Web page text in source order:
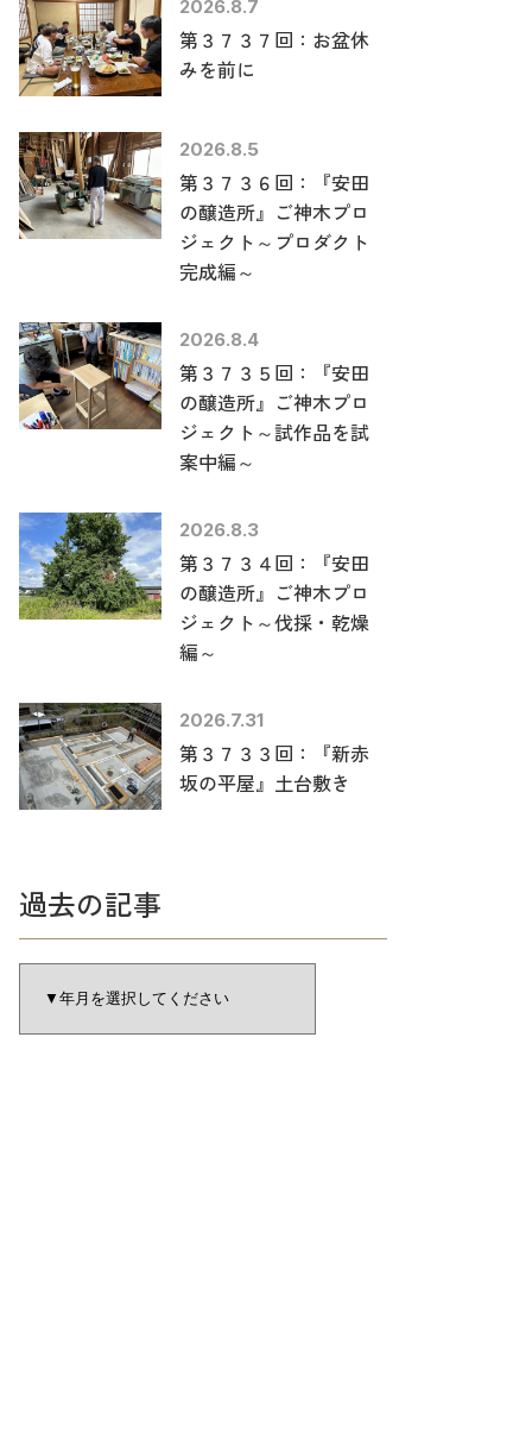
2026.8.7
第３７３７回：お盆休
みを前に
2026.8.5
第３７３６回：『安田
の醸造所』ご神木プロ
ジェクト～プロダクト
完成編～
2026.8.4
第３７３５回：『安田
の醸造所』ご神木プロ
ジェクト～試作品を試
案中編～
2026.8.3
第３７３４回：『安田
の醸造所』ご神木プロ
ジェクト～伐採・乾燥
編～
2026.7.31
第３７３３回：『新赤
坂の平屋』土台敷き
過去の記事